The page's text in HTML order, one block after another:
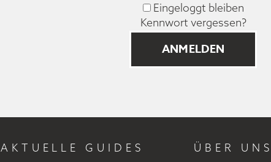
Eingeloggt bleiben
Kennwort vergessen?
AKTUELLE GUIDES ÜBER UNS